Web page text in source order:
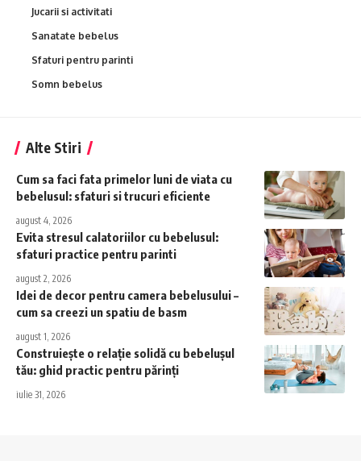
Jucarii si activitati
Sanatate bebelus
Sfaturi pentru parinti
Somn bebelus
Alte Stiri
Cum sa faci fata primelor luni de viata cu
bebelusul: sfaturi si trucuri eficiente
august 4, 2026
Evita stresul calatoriilor cu bebelusul:
sfaturi practice pentru parinti
august 2, 2026
Idei de decor pentru camera bebelusului –
cum sa creezi un spatiu de basm
august 1, 2026
Construiește o relație solidă cu bebelușul
tău: ghid practic pentru părinți
iulie 31, 2026